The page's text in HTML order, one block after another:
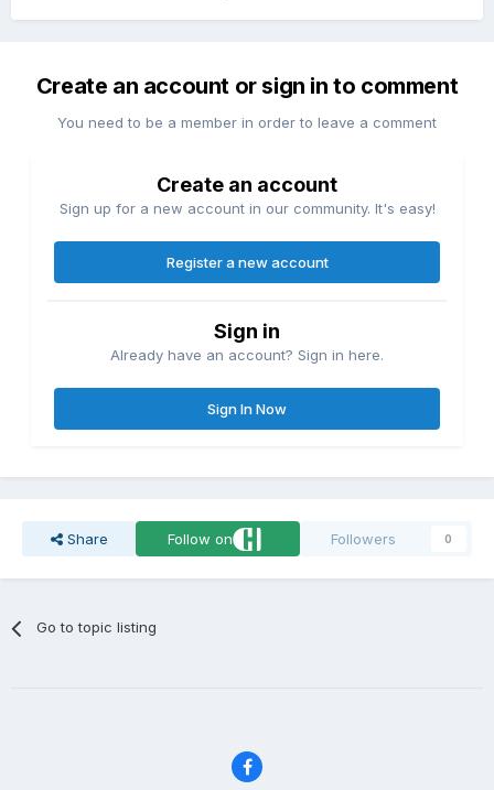
Create an account or sign in to comment
You need to be a member in order to leave a comment
Create an account
Sign up for a new account in our community. It's easy!
Register a new account
Sign in
Already have an account? Sign in here.
Sign In Now
Share Follow on Followers 0
Go to topic listing